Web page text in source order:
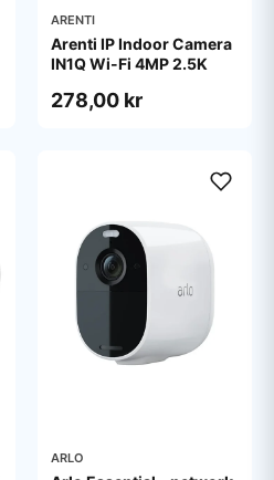
ARENTI
Arenti IP Indoor Camera
IN1Q Wi-Fi 4MP 2.5K
278,00 kr
ARLO